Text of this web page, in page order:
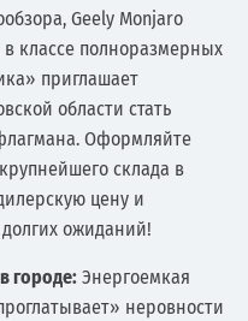
Geely Monjaro
классе полноразмерных
приглашает
области стать
Оформляйте
склада в
цену и
ожиданий!
городе: Энергоемкая
неровности